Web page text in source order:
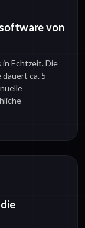
von
in Echtzeit. Die
ca. 5